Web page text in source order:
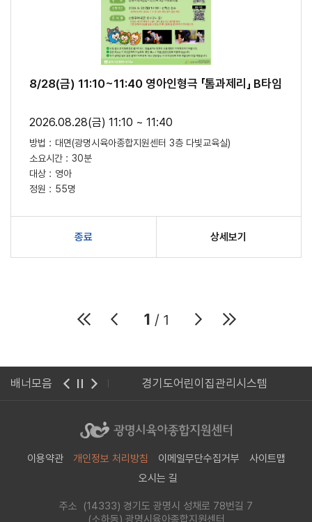
8/28(금) 11:10~11:40 영아인형극 「톰과제리」 B타임
2026.08.28(금) 11:10 ~ 11:40
방법 : 대면(광명시육아종합지원센터 3층 다빛교육실)
소요시간 : 30분
대상 : 영아
정원 : 55명
종료 상세보기
1 / 1
배너모음
시청 경기도어린이집관리시스템
이용약관 개인정보 처리방침 이메일무단수집거부
사이트맵
오시는 길
주소 (14333) 경기도 광명시 성채로 78번길 7
(소하동) 광명시육아종합지원센터